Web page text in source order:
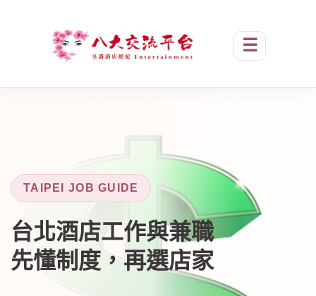
☰
TAIPEI JOB GUIDE
台北酒店工作與兼職
先懂制度，再選店家